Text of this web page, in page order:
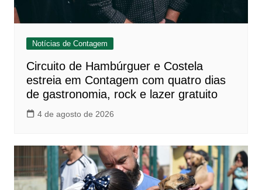
Notícias de Contagem
Circuito de Hambúrguer e Costela
estreia em Contagem com quatro dias
de gastronomia, rock e lazer gratuito
4 de agosto de 2026